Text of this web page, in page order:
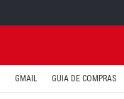
GMAIL GUIA DE COMPRAS